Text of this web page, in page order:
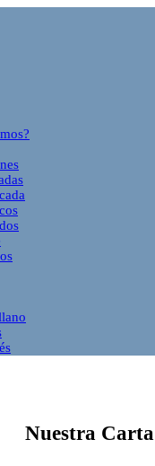
Nuestra Carta